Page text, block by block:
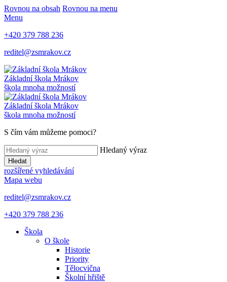
Rovnou na obsah Rovnou na menu
Menu
+420 379 788 236
reditel@zsmrakov.cz
Základní škola Mrákov
škola mnoha možností
Základní škola Mrákov
škola mnoha možností
S čím vám můžeme pomoci?
Hledaný výraz
Hledat
rozšířené vyhledávání
Mapa webu
reditel@zsmrakov.cz
+420 379 788 236
Škola
O škole
Historie
Priority
Tělocvična
Školní hřiště